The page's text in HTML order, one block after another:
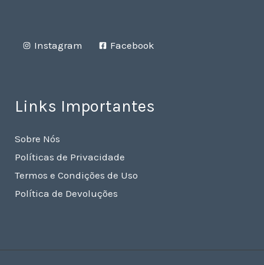
Instagram Facebook
Links Importantes
Sobre Nós
Políticas de Privacidade
Termos e Condições de Uso
Política de Devoluções